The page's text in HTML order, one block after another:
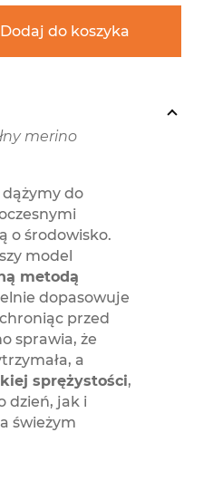
Dodaj do koszyka
merino
do
o środowisko.
model
metodą
dopasowuje
przed
sprawia, że
a
sprężystości,
dzień, jak i
świeżym